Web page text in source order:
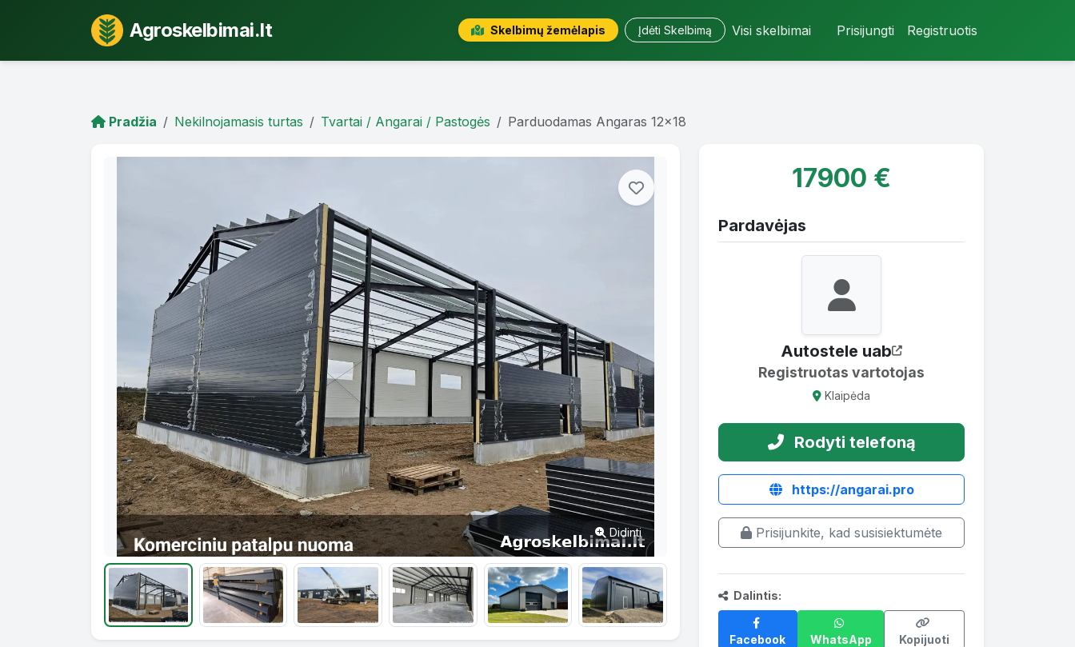
Agroskelbimai.lt Skelbimų žemėlapis Įdėti Skelbimą Visi skelbimai Prisijungti Registruotis
Pradžia Nekilnojamasis turtas Tvartai / Angarai / Pastogės Parduodamas Angaras 12x18
Didinti
17900 €
Pardavėjas
Autostele uab
Registruotas vartotojas
Klaipėda
Rodyti telefoną
https://angarai.pro
Prisijunkite, kad susisiektumėte
Dalintis:
Facebook WhatsApp Kopijuoti